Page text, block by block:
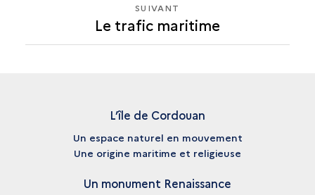
SUIVANT
LE
SUIVANT
Le trafic maritime
L’île de Cordouan
Un espace naturel en mouvement
Une origine maritime et religieuse
Un monument Renaissance